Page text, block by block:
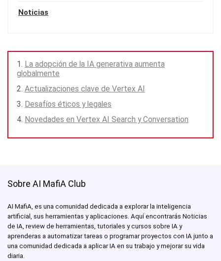
Noticias
La adopción de la IA generativa aumenta
globalmente
Actualizaciones clave de Vertex AI
Desafíos éticos y legales
Novedades en Vertex AI Search y Conversation
Sobre AI MafiA Club
AI MafiA, es una comunidad dedicada a explorar la inteligencia
artificial, sus herramientas y aplicaciones. Aquí encontrarás Noticias
de IA, review de herramientas, tutoriales y cursos sobre IA y
aprenderas a automatizar tareas o programar proyectos con IA junto a
una comunidad dedicada a aplicar IA en su trabajo y mejorar su vida
diaria.